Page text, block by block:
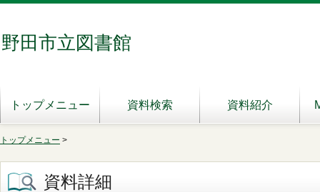
野田市立図書館
トップメニュー 資料検索 資料紹介
トップメニュー >
資料詳細